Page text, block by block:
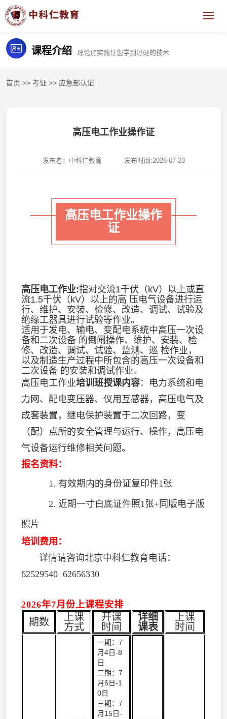
课程介绍 理论加实践让您学到过硬的技术
首页 >> 考证 >> 应急部认证
高压电工作业操作证
发布者：中科仁教育 发布时间:2026-07-23
高压电工作业操作
证
高压电工作业:指对交流1千伏（kV）以上或直
流1.5千伏（kV）以上的高 压电气设备进行运
行、维护、安装、检修、改造、调试、试验及
绝缘工器具进行试验等作业。
适用于发电、输电、变配电系统中高压一次设
备和二次设备 的倒闸操作、维护、安装、检
修、改造、调试、试验、监测、巡 检作业，
以及制造生产过程中所包含的高压一次设备和
二次设备 的安装和调试作业。
高压电工作业培训班授课内容：电力系统和电
力网、配电变压器、仪用互感器，高压电气及
成套装置，继电保护装置于二次回路，变
（配）点所的安全管理与运行、操作，高压电
气设备运行维修相关问题。
报名资料：
1. 有效期内的身份证复印件1张
2. 近期一寸白底证件照1张+同版电子版
照片
培训费用：
详情请咨询北京中科仁教育电话：
62529540 62656330
2026年7月份上课程安排
期数
上课
方式
开课
时间
详细
课表
上课
时间
一期：7
月4日-8
日
二期：7
月6日-1
0日
三期：7
月15日-